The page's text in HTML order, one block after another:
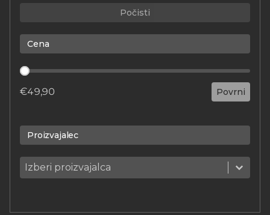
Počisti
Cena
Cena
€49,90 Povrni
Proizvajalec
Proizvajalec
Proizvajalec
Proizvajalec